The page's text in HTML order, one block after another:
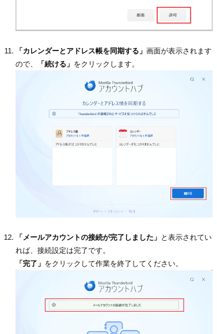
「カレンダーとアドレス帳を同期する」画面が表示されます
ので、
「続ける」 をクリックします。
「メールアカウントの接続が完了しました」 と表示されてい
れば、接続設定は完了です。
「完了」 をクリックして作業を終了してください。